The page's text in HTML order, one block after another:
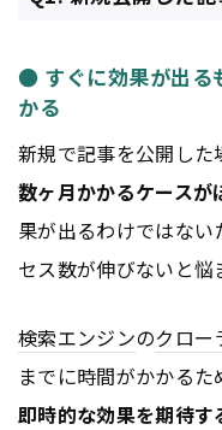
● すぐに効果が出る
かる
新規で記事を公開し
数ヶ月かかるケースが
果が出るわけではな
セス数が伸びないと悩
検索エンジンのクロー
までに時間がかかる
即時的な効果を期待す